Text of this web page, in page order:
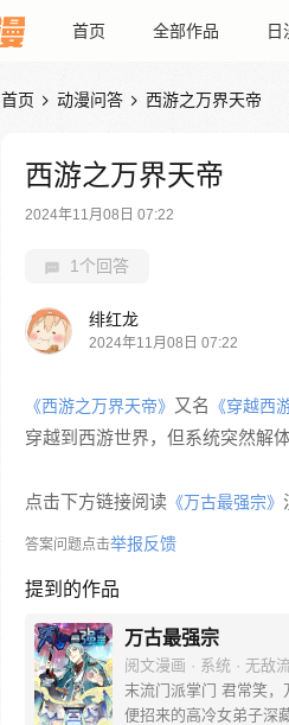
首页 全部作品 日
首页  动漫问答  西游之万界天帝
西游之万界天帝
2024年11月08日 07:22
1个回答
绯红龙
2024年11月08日 07:22
《西游之万界天帝》 又名 《穿越西
穿越到西游世界，但系统突然解
点击下方链接阅读 《万古最强宗》
答案问题点击举报反馈
提到的作品
万古最强宗
阅文漫画 · 系统 · 无敌流
末流门派掌门 君常笑，
便招来的高冷女弟子深